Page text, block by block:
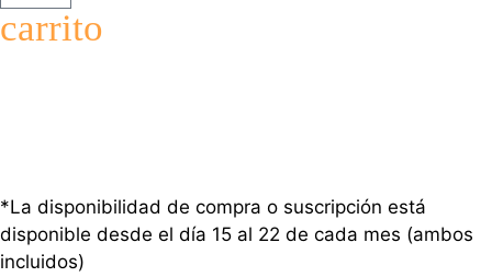
carrito
*La disponibilidad de compra o suscripción está
disponible desde el día 15 al 22 de cada mes (ambos
incluidos)